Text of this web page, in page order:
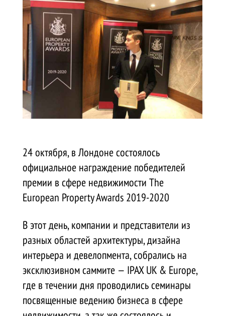
24 октября, в Лондоне состоялось
официальное награждение победителей
премии в сфере недвижимости The
European Property Awards 2019-2020
В этот день, компании и представители из
разных областей архитектуры, дизайна
интерьера и девелопмента, собрались на
эксклюзивном саммите — IPAX UK & Europe,
где в течении дня проводились семинары
посвященные ведению бизнеса в сфере